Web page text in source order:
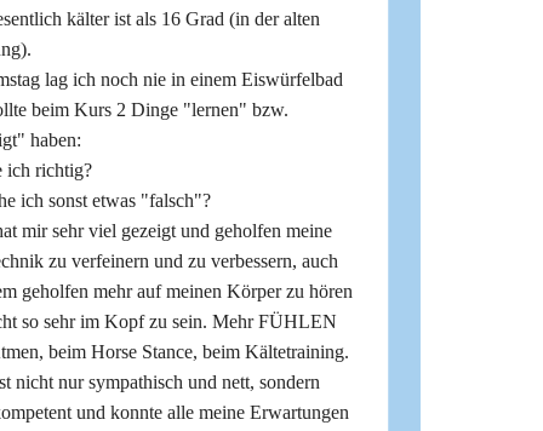
kälter ist als 16 Grad (in der alten
lag ich noch nie in einem Eiswürfelbad
beim Kurs 2 Dinge "lernen" bzw.
haben:
ich richtig?
ich sonst etwas "falsch"?
mir sehr viel gezeigt und geholfen meine
zu verfeinern und zu verbessern, auch
geholfen mehr auf meinen Körper zu hören
so sehr im Kopf zu sein. Mehr FÜHLEN
beim Horse Stance, beim Kältetraining.
nicht nur sympathisch und nett, sondern
und konnte alle meine Erwartungen